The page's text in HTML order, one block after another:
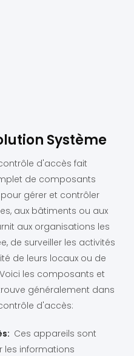
Système
d'accès fait
de composants
gérer et contrôler
aux bâtiments ou aux
aux organisations les
de surveiller les activités
de leurs locaux ou de
les composants et
généralement dans
d'accès:
Ces appareils sont
les informations